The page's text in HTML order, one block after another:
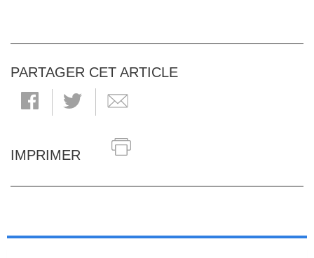
PARTAGER CET ARTICLE
IMPRIMER